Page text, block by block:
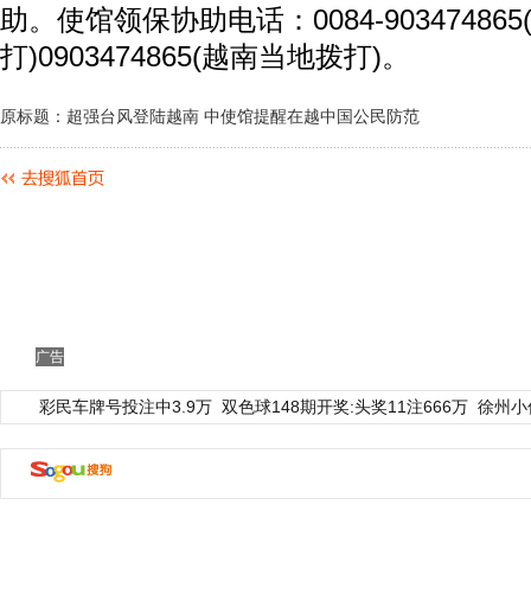
助。使馆领保协助电话：0084-
打)0903474865(越南当地拨打)。
原标题：超强台风登陆越南 中使馆提醒在越中国公民防范
广告
彩民车牌号投注中3.9万 双色球148期开奖:头奖11注666万 徐州